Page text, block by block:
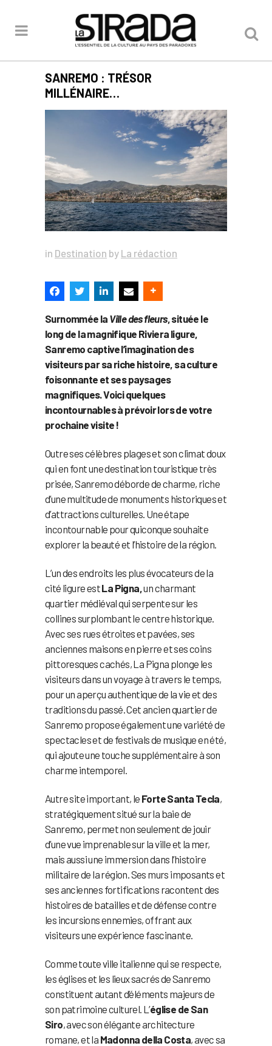
SANREMO : TRÉSOR
MILLÉNAIRE…
in Destination by La rédaction
Surnommée la Ville des fleurs, située le
long de la magnifique Riviera ligure,
Sanremo captive l’imagination des
visiteurs par sa riche histoire, sa culture
foisonnante et ses paysages
magnifiques. Voici quelques
incontournables à prévoir lors de votre
prochaine visite !
Outre ses célèbres plages et son climat doux
qui en font une destination touristique très
prisée, Sanremo déborde de charme, riche
d’une multitude de monuments historiques et
d’attractions culturelles. Une étape
incontournable pour quiconque souhaite
explorer la beauté et l’histoire de la région.
L’un des endroits les plus évocateurs de la
cité ligure estLa Pigna, un charmant
quartier médiéval qui serpente sur les
collines surplombant le centre historique.
Avec ses rues étroites et pavées, ses
anciennes maisons en pierre et ses coins
pittoresques cachés, La Pigna plonge les
visiteurs dans un voyage à travers le temps,
pour un aperçu authentique de la vie et des
traditions du passé. Cet ancien quartier de
Sanremo propose également une variété de
spectacles et de festivals de musique en été,
qui ajoute une touche supplémentaire à son
charme intemporel.
Autre site important, le Forte Santa Tecla,
stratégiquement situé sur la baie de
Sanremo, permet non seulement de jouir
d’une vue imprenable sur la ville et la mer,
mais aussi une immersion dans l’histoire
militaire de la région. Ses murs imposants et
ses anciennes fortifications racontent des
histoires de batailles et de défense contre
les incursions ennemies, offrant aux
visiteurs une expérience fascinante.
Comme toute ville italienne qui se respecte,
les églises et les lieux sacrés de Sanremo
constituent autant d’éléments majeurs de
son patrimoine culturel. L’église de San
Siro, avec son élégante architecture
romane, et la Madonna della Costa, avec sa